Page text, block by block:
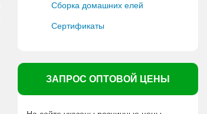
Сборка домашних елей
Сертификаты
ЗАПРОС ОПТОВОЙ ЦЕНЫ